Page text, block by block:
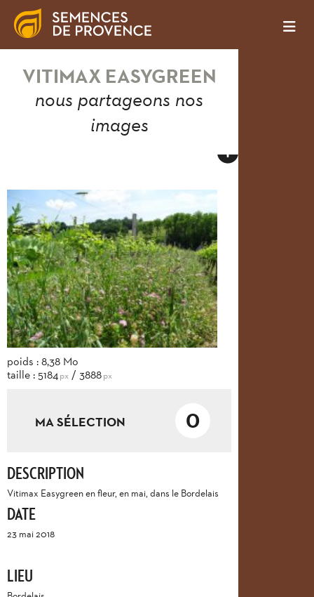
VITIMAX EASYGREEN
nous partageons nos
images
poids : 8,38 Mo
taille : 5184px / 3888px
MA SÉLECTION 0
DESCRIPTION
Vitimax Easygreen en fleur, en mai, dans le Bordelais
DATE
23 mai 2018
LIEU